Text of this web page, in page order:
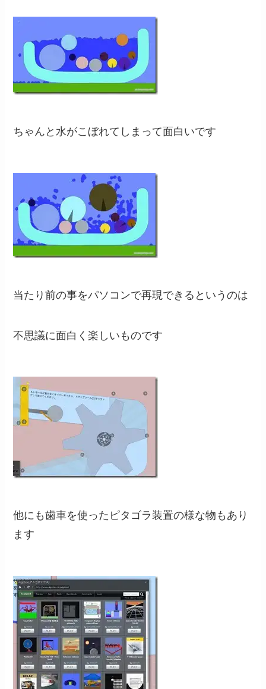
ちゃんと水がこぼれてしまって面白いです
当たり前の事をパソコンで再現できるというのは
不思議に面白く楽しいものです
他にも歯車を使ったピタゴラ装置の様な物もあり
ます